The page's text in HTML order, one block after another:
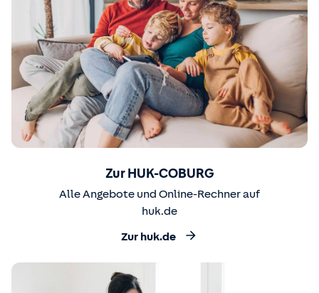
Zur HUK-COBURG
Alle Angebote und Online-Rechner auf
huk.de
Zur huk.de